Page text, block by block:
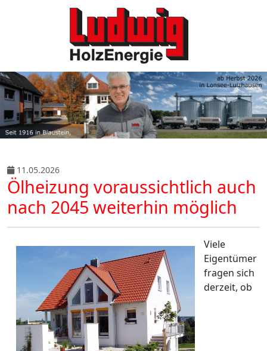
11.05.2026
Ölheizung voraussichtlich auch
nach 2045 weiterhin möglich
Viele
Eigentümer
fragen sich
derzeit, ob